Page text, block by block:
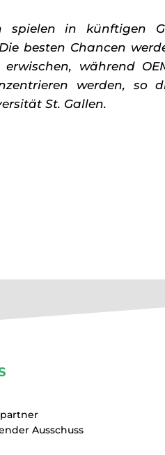
spielen in künftigen
besten Chancen
erwischen, während
werden, so
St. Gallen.
Ausschuss